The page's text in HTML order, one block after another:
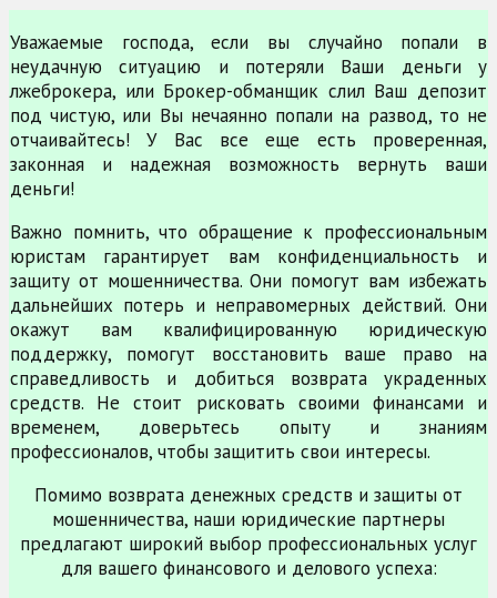
Уважаемые господа, если вы случайно попали в
неудачную ситуацию и потеряли Ваши деньги у
лжеброкера, или Брокер-обманщик слил Ваш депозит
под чистую, или Вы нечаянно попали на развод, то не
отчаивайтесь! У Вас все еще есть проверенная,
законная и надежная возможность вернуть ваши
деньги!
Важно помнить, что обращение к профессиональным
юристам гарантирует вам конфиденциальность и
защиту от мошенничества. Они помогут вам избежать
дальнейших потерь и неправомерных действий. Они
окажут вам квалифицированную юридическую
поддержку, помогут восстановить ваше право на
справедливость и добиться возврата украденных
средств. Не стоит рисковать своими финансами и
временем, доверьтесь опыту и знаниям
профессионалов, чтобы защитить свои интересы.
Помимо возврата денежных средств и защиты от
мошенничества, наши юридические партнеры
предлагают широкий выбор профессиональных услуг
для вашего финансового и делового успеха: